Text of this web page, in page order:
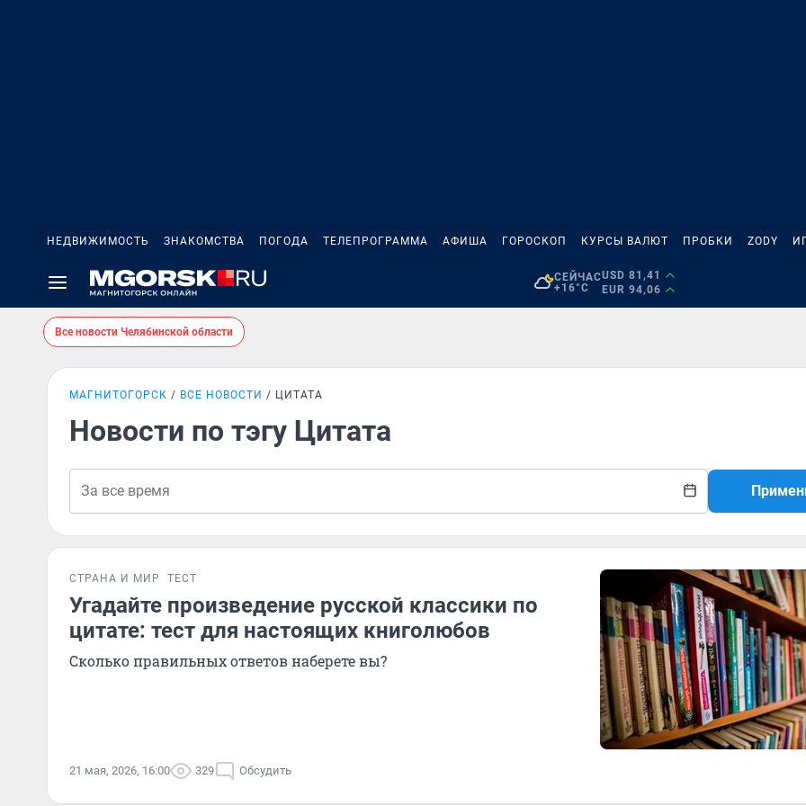
НЕДВИЖИМОСТЬ ЗНАКОМСТВА ПОГОДА ТЕЛЕПРОГРАММА АФИША ГОРОСКОП КУРСЫ ВАЛЮТ ПРОБКИ ZODY
СЕЙЧАС
+16°C
USD 81,41
EUR 94,06
Все новости Челябинской области
МАГНИТОГОРСК ВСЕ НОВОСТИ ЦИТАТА
Новости по тэгу Цитата
СТРАНА И МИР ТЕСТ
Угадайте произведение русской классики по
цитате: тест для настоящих книголюбов
Сколько правильных ответов наберете вы?
21 мая, 2026, 16:00 329 Обсудить